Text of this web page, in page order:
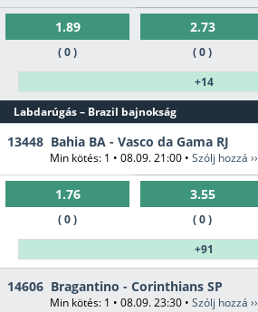
1.89
( 0 )
2.73
( 0 )
+14
Labdarúgás – Brazil bajnokság
13448 Bahia BA - Vasco da Gama RJ
Min kötés: 1 • 08.09. 21:00 • Szólj hozzá ››
1.76
( 0 )
3.55
( 0 )
+91
14606 Bragantino - Corinthians SP
Min kötés: 1 • 08.09. 23:30 • Szólj hozzá ››